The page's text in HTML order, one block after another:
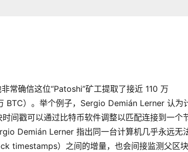
常确信这位“Patoshi”矿工提取了接近 110 万
BTC）。举个例子，Sergio Demián Lerner 认为
间戳可以通过比特币软件调整以匹配连接到一个
Demián Lerner 指出同一台计算机几乎永远无
timestamps）之间的增量，也会间接监测父区块